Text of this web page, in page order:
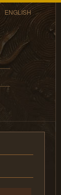
ENGLISH